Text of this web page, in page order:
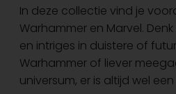
In deze collectie vind je
Warhammer en Marvel.
en intriges in duistere of
Warhammer of liever
universum, er is altijd wel